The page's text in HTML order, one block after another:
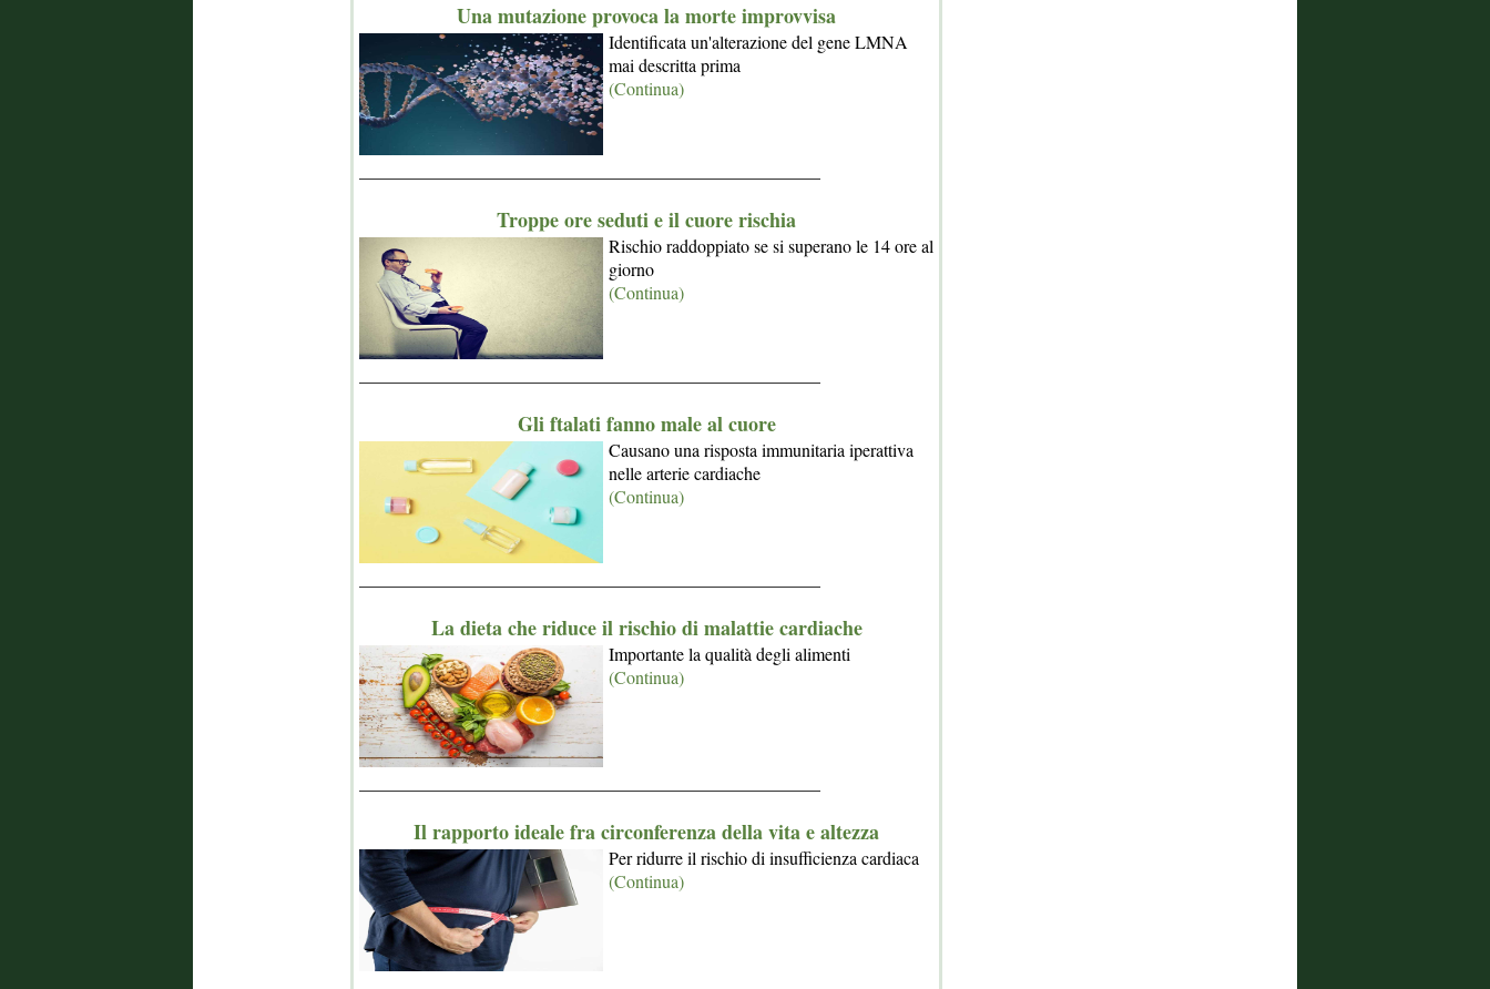
Una mutazione provoca la morte improvvisa
Identificata un'alterazione del gene LMNA
mai descritta prima
(Continua)
Troppe ore seduti e il cuore rischia
Rischio raddoppiato se si superano le 14 ore al
giorno
(Continua)
Gli ftalati fanno male al cuore
Causano una risposta immunitaria iperattiva
nelle arterie cardiache
(Continua)
La dieta che riduce il rischio di malattie cardiache
Importante la qualità degli alimenti
(Continua)
Il rapporto ideale fra circonferenza della vita e altezza
Per ridurre il rischio di insufficienza cardiaca
(Continua)